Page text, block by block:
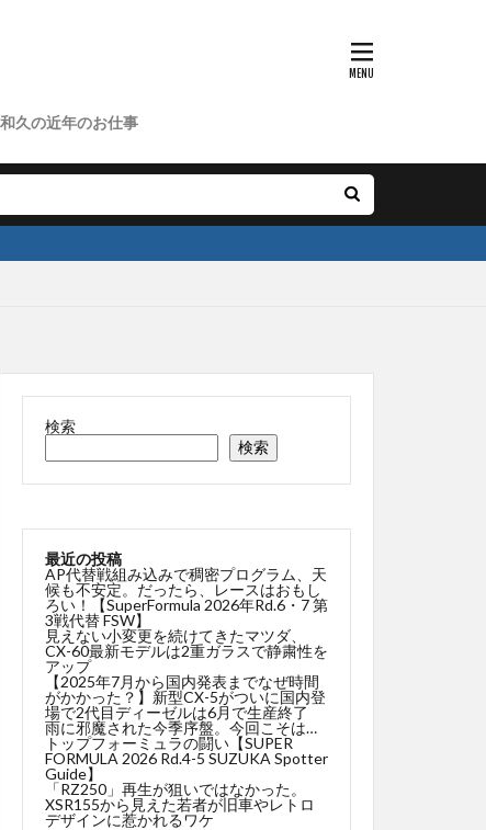
久の近年のお仕事
検索
検索
最近の投稿
AP代替戦組み込みで稠密プログラム、天
候も不安定。だったら、レースはおもし
ろい！【SuperFormula 2026年Rd.6・7 第
3戦代替 FSW】
見えない小変更を続けてきたマツダ、
CX-60最新モデルは2重ガラスで静粛性を
アップ
【2025年7月から国内発表までなぜ時間
がかかった？】新型CX-5がついに国内登
場で2代目ディーゼルは6月で生産終了
雨に邪魔された今季序盤。今回こそは…
トップフォーミュラの闘い【SUPER
FORMULA 2026 Rd.4-5 SUZUKA Spotter
Guide】
「RZ250」再生が狙いではなかった。
XSR155から見えた若者が旧車やレトロ
デザインに惹かれるワケ